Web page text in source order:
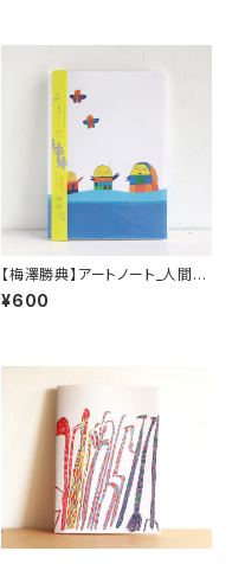
【梅澤勝典】アートノート_人間カ
マキリ(a)
¥600